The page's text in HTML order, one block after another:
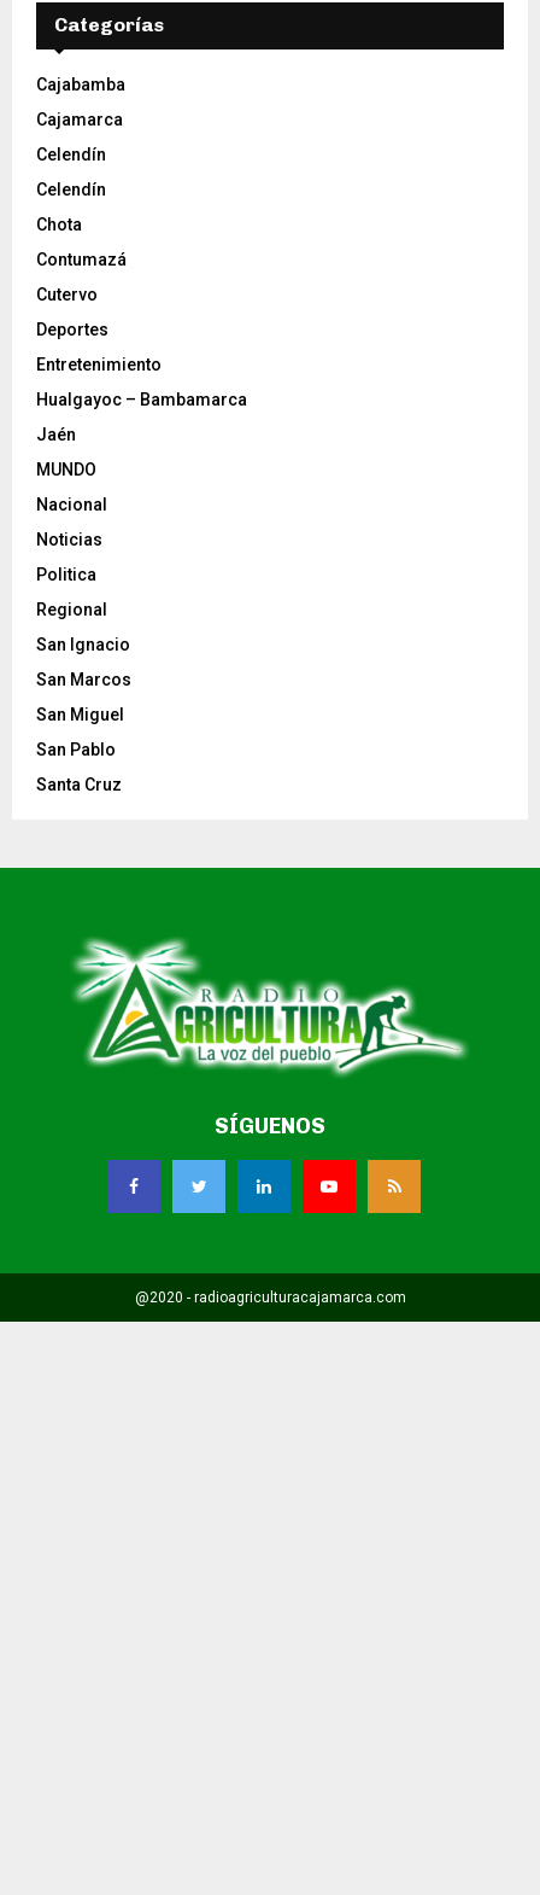
Categorías
Cajabamba
Cajamarca
Celendín
Celendín
Chota
Contumazá
Cutervo
Deportes
Entretenimiento
Hualgayoc – Bambamarca
Jaén
MUNDO
Nacional
Noticias
Politica
Regional
San Ignacio
San Marcos
San Miguel
San Pablo
Santa Cruz
SÍGUENOS
@2020 - radioagriculturacajamarca.com